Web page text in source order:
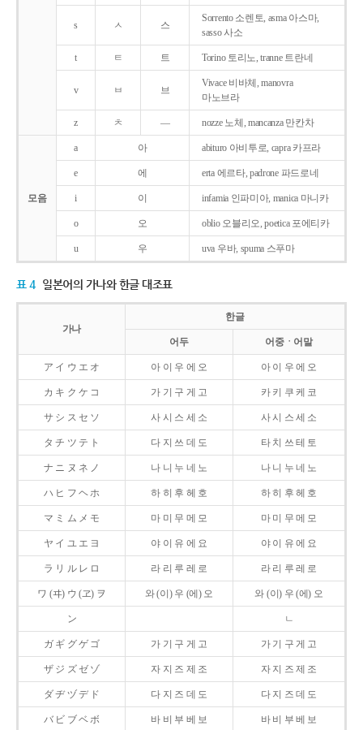
s ㅅ 스
Sorrento 소렌토, asma 아스마,
sasso 사소
t ㅌ 트 Torino 토리노, tranne 트란네
v ㅂ 브
Vivace 비바체, manovra
마노브라
z ㅊ ― nozze 노체, mancanza 만칸차
모음
a 아 abituro 아비투로, capra 카프라
e 에 erta 에르타, padrone 파드로네
i 이 infamia 인파미아, manica 마니카
o 오 oblio 오블리오, poetica 포에티카
u 우 uva 우바, spuma 스푸마
표 4 일본어의 가나와 한글 대조표
가나
한글
어두 어중ㆍ어말
ア イ ウ エ オ 아 이 우 에 오 아 이 우 에 오
カ キ ク ケ コ 가 기 구 게 고 카 키 쿠 케 코
サ シ ス セ ソ 사 시 스 세 소 사 시 스 세 소
タ チ ツ テ ト 다 지 쓰 데 도 타 치 쓰 테 토
ナ ニ ヌ ネ ノ 나 니 누 네 노 나 니 누 네 노
ハ ヒ フ ヘ ホ 하 히 후 헤 호 하 히 후 헤 호
マ ミ ム メ モ 마 미 무 메 모 마 미 무 메 모
ヤ イ ユ エ ヨ 야 이 유 에 요 야 이 유 에 요
ラ リ ル レ ロ 라 리 루 레 로 라 리 루 레 로
ワ (ヰ) ウ (ヱ) ヲ 와 (이) 우 (에) 오 와 (이) 우 (에) 오
ン ㄴ
ガ ギ グ ゲ ゴ 가 기 구 게 고 가 기 구 게 고
ザ ジ ズ ゼ ゾ 자 지 즈 제 조 자 지 즈 제 조
ダ ヂ ヅ デ ド 다 지 즈 데 도 다 지 즈 데 도
バ ビ ブ ベ ボ 바 비 부 베 보 바 비 부 베 보